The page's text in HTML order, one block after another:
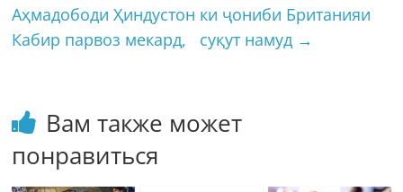
Аҳмадободи Ҳиндустон ки ҷониби Британияи
Кабир парвоз мекард, суқут намуд →
Вам также может
понравиться